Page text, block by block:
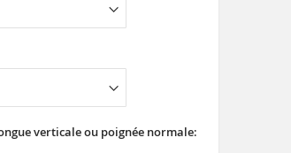
verticale ou poignée normale: